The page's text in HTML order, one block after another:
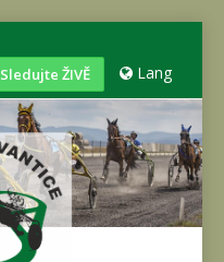
Sledujte ŽIVĚ Lang